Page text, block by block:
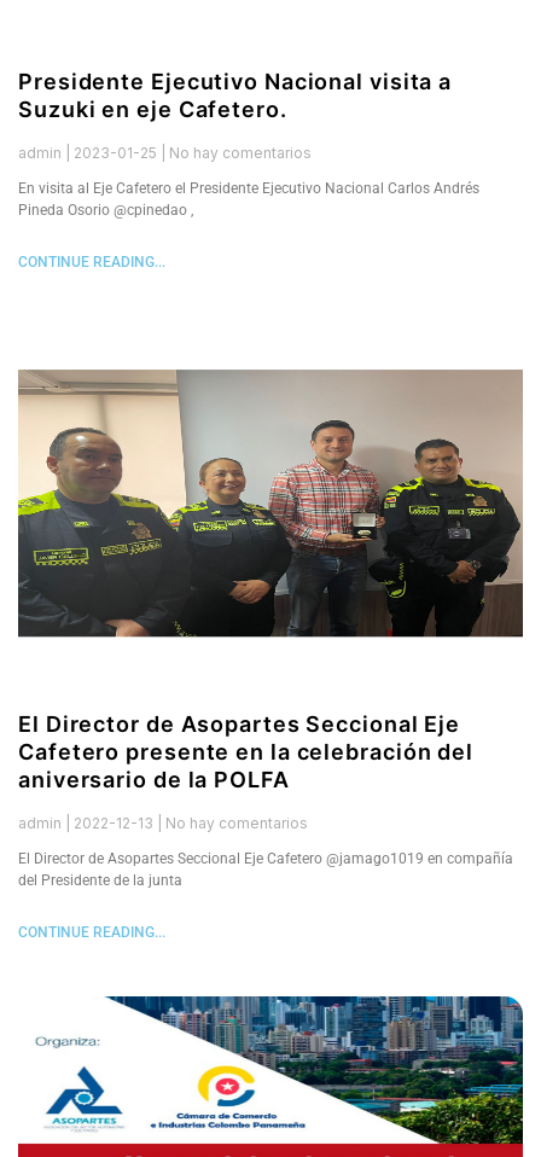
Presidente Ejecutivo Nacional visita a
Suzuki en eje Cafetero.
admin 2023-01-25 No hay comentarios
En visita al Eje Cafetero el Presidente Ejecutivo Nacional Carlos Andrés
Pineda Osorio @cpinedao ,
CONTINUE READING...
El Director de Asopartes Seccional Eje
Cafetero presente en la celebración del
aniversario de la POLFA
admin 2022-12-13 No hay comentarios
El Director de Asopartes Seccional Eje Cafetero @jamago1019 en compañía
del Presidente de la junta
CONTINUE READING...